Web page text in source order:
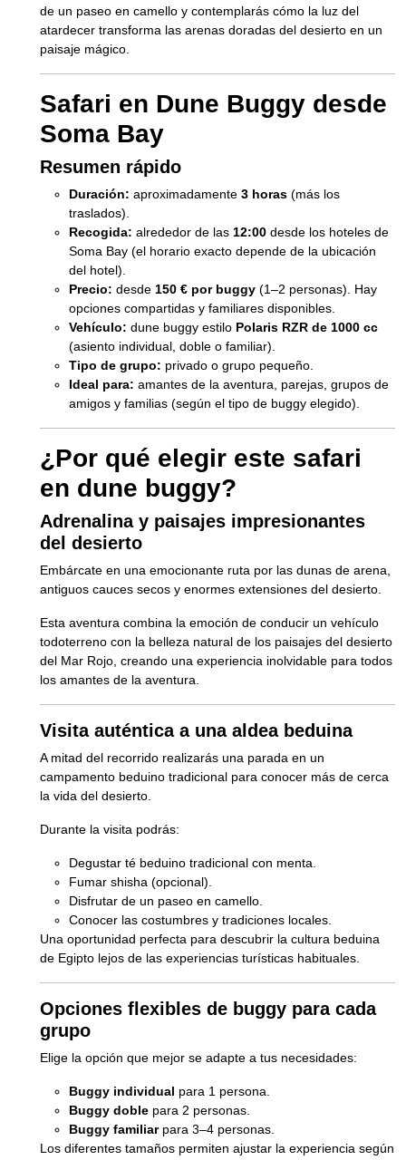
de un paseo en camello y contemplarás cómo la luz del
atardecer transforma las arenas doradas del desierto en un
paisaje mágico.
Safari en Dune Buggy desde
Soma Bay
Resumen rápido
Duración: aproximadamente 3 horas (más los
traslados).
Recogida: alrededor de las 12:00 desde los hoteles de
Soma Bay (el horario exacto depende de la ubicación
del hotel).
Precio: desde 150 € por buggy (1–2 personas). Hay
opciones compartidas y familiares disponibles.
Vehículo: dune buggy estilo Polaris RZR de 1000 cc
(asiento individual, doble o familiar).
Tipo de grupo: privado o grupo pequeño.
Ideal para: amantes de la aventura, parejas, grupos de
amigos y familias (según el tipo de buggy elegido).
¿Por qué elegir este safari
en dune buggy?
Adrenalina y paisajes impresionantes
del desierto
Embárcate en una emocionante ruta por las dunas de arena,
antiguos cauces secos y enormes extensiones del desierto.
Esta aventura combina la emoción de conducir un vehículo
todoterreno con la belleza natural de los paisajes del desierto
del Mar Rojo, creando una experiencia inolvidable para todos
los amantes de la aventura.
Visita auténtica a una aldea beduina
A mitad del recorrido realizarás una parada en un
campamento beduino tradicional para conocer más de cerca
la vida del desierto.
Durante la visita podrás:
Degustar té beduino tradicional con menta.
Fumar shisha (opcional).
Disfrutar de un paseo en camello.
Conocer las costumbres y tradiciones locales.
Una oportunidad perfecta para descubrir la cultura beduina
de Egipto lejos de las experiencias turísticas habituales.
Opciones flexibles de buggy para cada
grupo
Elige la opción que mejor se adapte a tus necesidades:
Buggy individual para 1 persona.
Buggy doble para 2 personas.
Buggy familiarpara 3–4 personas.
Los diferentes tamaños permiten ajustar la experiencia según